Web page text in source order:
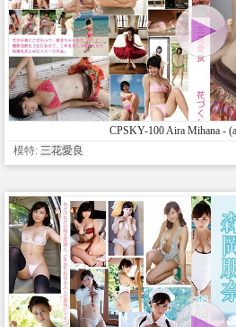
CPSKY-100 Aira Mihana -
模特: 三花愛良